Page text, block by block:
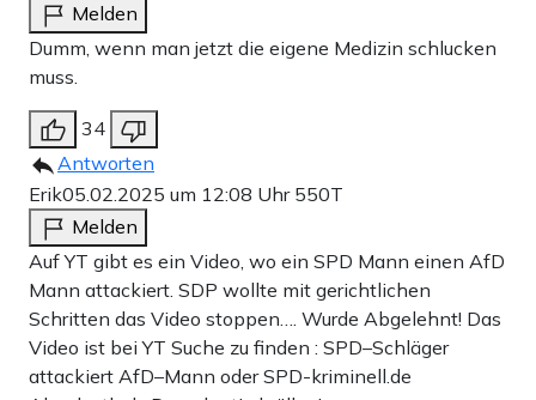
Melden
Dumm, wenn man jetzt die eigene Medizin schlucken
muss.
34
Antworten
Erik05.02.2025 um 12:08 Uhr 550T
Melden
Auf YT gibt es ein Video, wo ein SPD Mann einen AfD
Mann attackiert. SDP wollte mit gerichtlichen
Schritten das Video stoppen…. Wurde Abgelehnt! Das
Video ist bei YT Suche zu finden : SPD–Schläger
attackiert AfD–Mann oder SPD-kriminell.de